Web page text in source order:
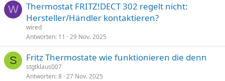
W
Thermostat FRITZ!DECT 302 regelt nicht:
Hersteller/Händler kontaktieren?
wired
Antworten 11 29 Nov. 2025
S Fritz Thermostate wie funktionieren die denn
stgtklaus007
Antworten 8 27 Nov. 2025